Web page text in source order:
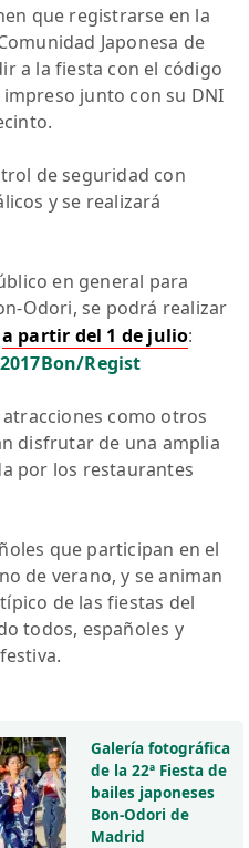
que registrarse en la
Japonesa de
a la fiesta con el código
junto con su DNI
de seguridad con
y se realizará
en general para
Odori, se podrá realizar
a partir del 1 de julio:
Regist
como otros
disfrutar de una amplia
por los restaurantes
que participan en el
de verano, y se animan
de las fiestas del
todos, españoles y
Galería fotográfica
de la 22ª Fiesta de
bailes japoneses
Bon-Odori de
Madrid